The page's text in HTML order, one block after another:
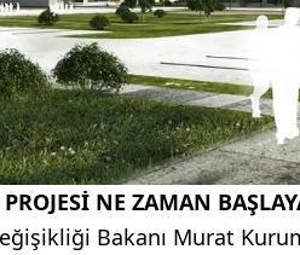
NE ZAMAN
Bakanı Murat